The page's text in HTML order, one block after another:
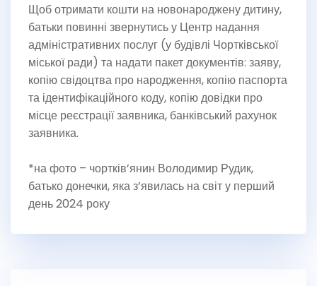
Щоб отримати кошти на новонароджену дитину,
батьки повинні звернутись у Центр надання
адміністративних послуг (у будівлі Чортківської
міської ради) та надати пакет документів: заяву,
копію свідоцтва про народження, копію паспорта
та ідентифікаційного коду, копію довідки про
місце реєстрації заявника, банківський рахунок
заявника.
*на фото – чортків’янин Володимир Рудик,
батько донечки, яка з’явилась на світ у перший
день 2024 року